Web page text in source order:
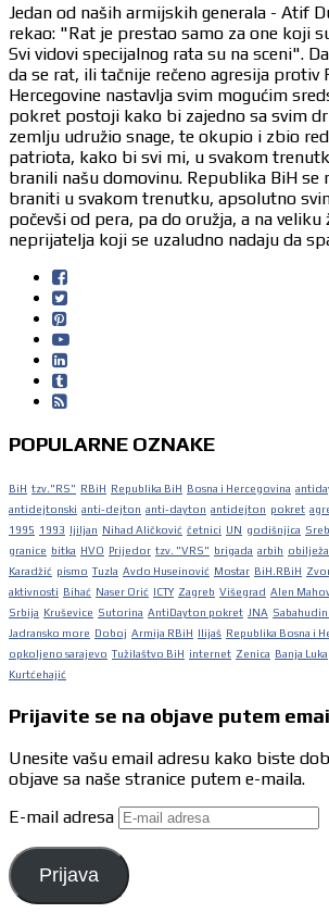
Jedan od naših armijskih generala - Atif
rekao: "Rat je prestao samo za one koji
Svi vidovi specijalnog rata su na sceni".
da se rat, ili tačnije rečeno agresija protiv
Hercegovine nastavlja svim mogućim
pokret postoji kako bi zajedno sa svim
zemlju udružio snage, te okupio i zbio
patriota, kako bi svi mi, u svakom
branili našu domovinu. Republika BiH se
braniti u svakom trenutku, apsolutno
počevši od pera, pa do oružja, a na veliku
neprijatelja koji se uzaludno nadaju da
POPULARNE OZNAKE
BiH tzv."RS" RBiH Republika BiH Bosna i Hercegovina
antidejtonski anti-dejton anti-dayton antidejton pokret
1995 1993 ljiljan Nihad Aličković četnici UN godišnjica
granice bitka HVO Prijedor tzv. "VRS" brigada arbih
Karadžić pismo Tuzla Avdo Huseinović Mostar BiH.RBiH
aktivnosti Bihać Naser Orić ICTY Zagreb Višegrad Alen
Srbija Kruševice Sutorina AntiDayton pokret JNA
Jadransko more Doboj Armija RBiH Ilijaš Republika Bosna i
opkoljeno sarajevo Tužilaštvo BiH internet Zenica Banja Luka
Kurtćehajić
Prijavite se na objave putem
Unesite vašu email adresu kako biste
objave sa naše stranice putem e-maila.
E-mail adresa
Prijava